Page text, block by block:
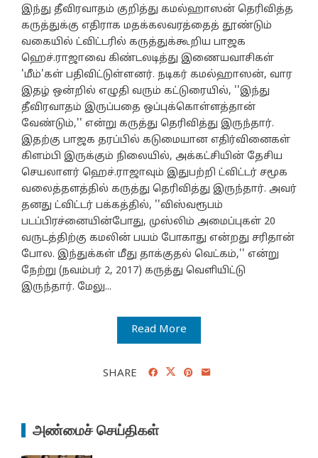
இந்து தீவிரவாதம் குறித்து கமல்ஹாஸன் தெரிவித்த
கருத்துக்கு எதிராக மதக்கலவரத்தைத் தூண்டும்
வகையில் ட்விட்டரில் கருத்துக்கூறிய பாஜக
ஹெச்.ராஜாவை கிண்டலடித்து இணையவாசிகள்
'மீம்'கள் பதிவிட்டுள்ளனர். நடிகர் கமல்ஹாஸன், வார
இதழ் ஒன்றில் எழுதி வரும் கட்டுரையில், ''இந்து
தீவிரவாதம் இருப்பதை ஒப்புக்கொள்ளத்தான்
வேண்டும்,'' என்று கருத்து தெரிவித்து இருந்தார்.
இதற்கு பாஜக தரப்பில் கடுமையான எதிர்வினைகள்
கிளம்பி இருக்கும் நிலையில், அக்கட்சியின் தேசிய
செயலாளர் ஹெச்.ராஜாவும் இதுபற்றி ட்விட்டர் சமூக
வலைத்தளத்தில் கருத்து தெரிவித்து இருந்தார். அவர்
தனது ட்விட்டர் பக்கத்தில், ''விஸ்வரூபம்
படப்பிரச்னையின்போது, முஸ்லிம் அமைப்புகள் 20
வருடத்திற்கு கமலின் பயம் போகாது என்றது சரிதான்
போல. இந்துக்கள் மீது தாக்குதல் வெட்கம்,'' என்று
நேற்று (நவம்பர் 2, 2017) கருத்து வெளியிட்டு
இருந்தார். மேலு...
Read More
SHARE
அண்மைச் செய்திகள்